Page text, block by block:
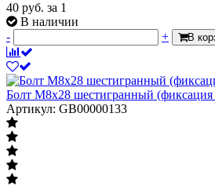
40 руб. за 1
В наличии
-
+ В
Болт M8x28 шестигранный
Артикул: GB00000133